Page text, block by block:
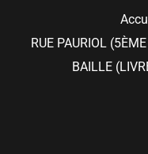
RUE PAURIOL
BAILLE